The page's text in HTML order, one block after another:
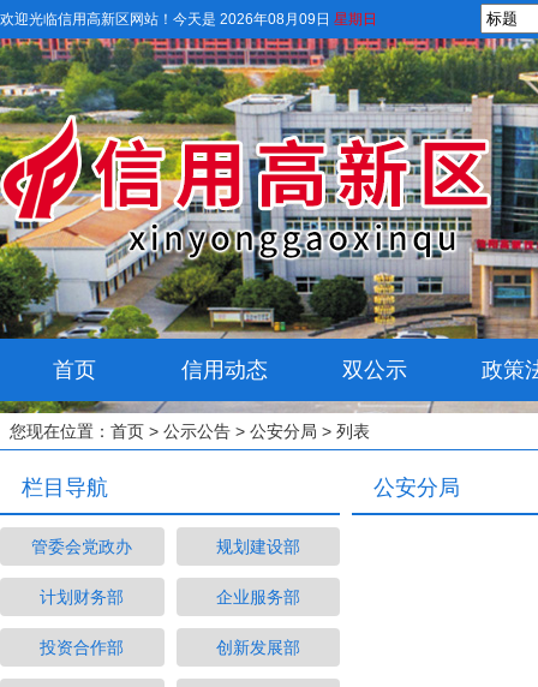
欢迎光临信用高新区网站！ 今天是 2026年08月09日 星期日
首页 信用动态 双公示 政策
您现在位置： 首页 > 公示公告 > 公安分局 > 列表
栏目导航
管委会党政办 规划建设部
计划财务部 企业服务部
投资合作部 创新发展部
公安分局